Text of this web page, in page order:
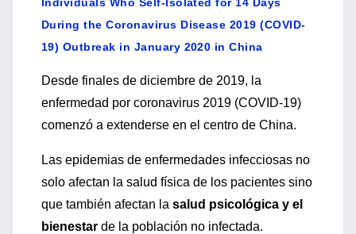
During the Coronavirus Disease 2019 (COVID-
19) Outbreak in January 2020 in China
Desde finales de diciembre de 2019, la
enfermedad por coronavirus 2019 (COVID-19)
comenzó a extenderse en el centro de China.
Las epidemias de enfermedades infecciosas no
solo afectan la salud física de los pacientes sino
que también afectan la salud psicológica y el
bienestar de la población no infectada.